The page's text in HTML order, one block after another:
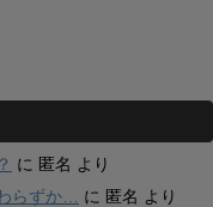
に 匿名 より
らずか…
に 匿名 より